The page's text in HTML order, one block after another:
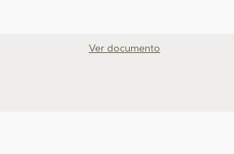
Ver documento